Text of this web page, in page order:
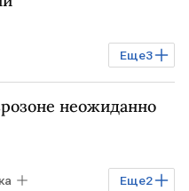
Еще3
неожиданно
Еще2